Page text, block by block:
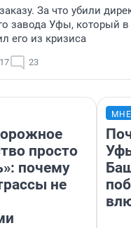
За что убили
завода Уфы, который в
его из кризиса
23
просто
почему
не